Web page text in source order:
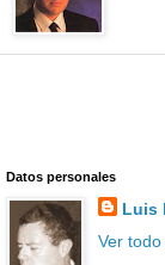
Datos personales
Luis
Ver